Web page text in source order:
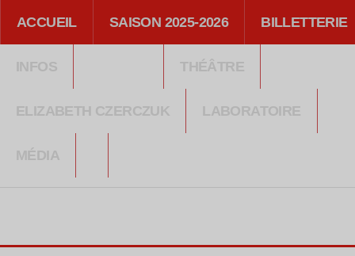
ACCUEIL SAISON 2025-2026 BILLETTERIE
INFOS THÉÂTRE
ELIZABETH CZERCZUK LABORATOIRE
MÉDIA